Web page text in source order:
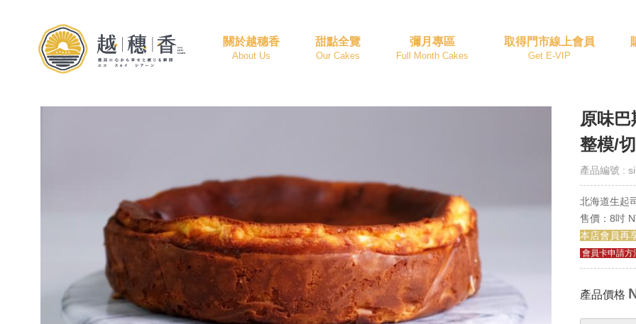
關於越穗香
About Us
甜點全覽
Our Cakes
彌月專區
Full Month Cakes
取得門市線上會員
Get E-VIP
原味
整模/
產品編號 :
北海道生起
售價：8吋
本店會員再
會員卡申請方
產品價格